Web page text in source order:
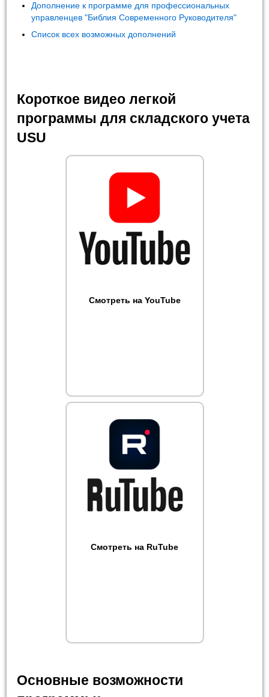
Дополнение к программе для профессиональных
управленцев "Библия Современного Руководителя"
Список всех возможных дополнений
Короткое видео легкой
программы для складского учета
USU
Смотреть на YouTube
Смотреть на RuTube
Основные возможности